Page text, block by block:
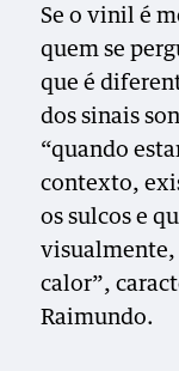
Se o vinil é
quem se
que é
dos sinais
“quando
contexto,
os sulcos e
visualmente,
calor”,
Raimundo.